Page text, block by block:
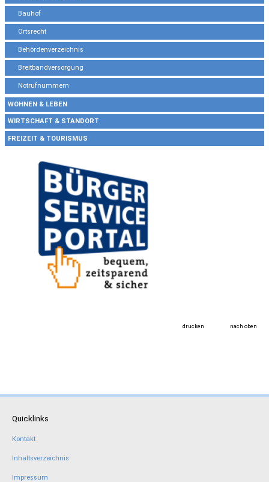
Bauhof
Ortsrecht
Behördenverzeichnis
Breitbandversorgung
Notrufnummern
WOHNEN & LEBEN
WIRTSCHAFT & STANDORT
FREIZEIT & TOURISMUS
drucken nach oben
Quicklinks
Kontakt
Inhaltsverzeichnis
Impressum